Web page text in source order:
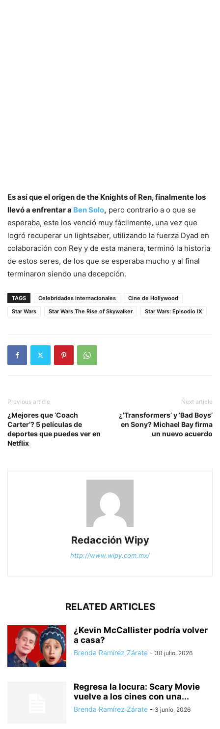
Es así que el origen de the Knights of Ren, finalmente los
llevó a enfrentar a Ben Solo, pero contrario a o que se
esperaba, este los venció muy fácilmente, una vez que
logró recuperar un lightsaber, utilizando la fuerza Dyad en
colaboración con Rey y de esta manera, terminó la historia
de estos seres, de los que se esperaba mucho y al final
terminaron siendo una decepción.
TAGS Celebridades internacionales
Cine de Hollywood
Star Wars
Star Wars The Rise of Skywalker Star Wars: Episodio IX
Previous article
¿Mejores que ‘Coach
Carter’? 5 películas de
deportes que puedes ver en
Netflix
Next article
¿’Transformers’ y ‘Bad Boys’
en Sony? Michael Bay firma
un nuevo acuerdo
Redacción Wipy
http://www.wipy.com.mx/
RELATED ARTICLES
¿Kevin McCallister podría volver
a casa?
Brenda Ramírez Zárate - 30 julio, 2026
Regresa la locura: Scary Movie
vuelve a los cines con una...
Brenda Ramírez Zárate - 3 junio, 2026